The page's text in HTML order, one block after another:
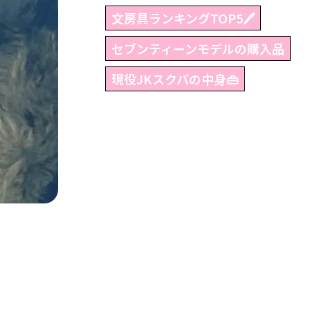
文房具ランキングTOP5🖊
セブンティーンモデルの購入品
現役JKスクバの中身👜